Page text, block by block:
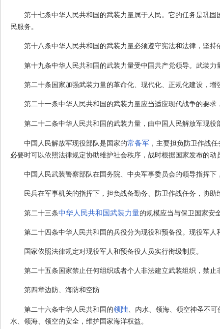
第十七条中华人民共和国的武装力量属于人民。它的任务是巩
民服务。
第十八条中华人民共和国的武装力量必须遵守宪法和法律，坚持
第十九条中华人民共和国的武装力量受中国共产党领导。武装力
第二十条 国家加强武装力量的革命化、现代化、正规化建设，增
第二十一条中华人民共和国的武装力量应当适应现代战争的要
第二十二条中华人民共和国的武装力量，由中国人民解放军现役
中国人民解放军现役部队是国家的常备军 ，主要担负防卫作战
必要时可以依照法律规定协助维护社会秩序，战时根据国家发布的动
中国人民武装警察部队在国务院、中央军事委员会的领导指挥
民兵在军事机关的指挥下，担负战备勤务、防卫作战任务，协助
第二十三条中华人民共和国武装力量的规模应当与保卫国家安
第二十四条中华人民共和国的兵役分为现役和预备役。现役军
国家依照法律规定对现役军人和预备役人员实行衔级制度。
第二十五条 国家禁止任何组织或者个人非法建立武装组织，禁
第四章边防、海防和空防
第二十六条中华人民共和国的领陆、内水、领海、领空神圣不
水、领海、领空的安全，维护国家海洋权益。